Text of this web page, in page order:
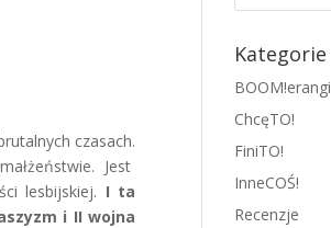
czasach.
Jest
lesbijskiej. I ta
i II wojna
Kategorie
BOOM!erangi
ChcęTO!
FiniTO!
InneCOŚ!
Recenzje